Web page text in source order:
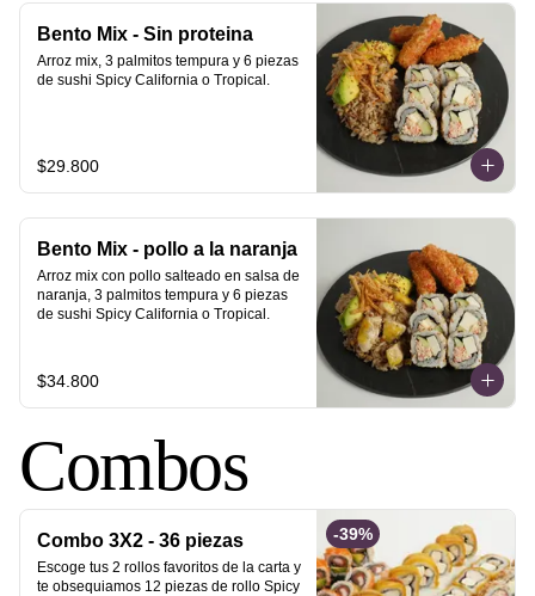
Bento Mix - Sin proteina
Arroz mix, 3 palmitos tempura y 6 piezas
de sushi Spicy California o Tropical.
$29.800
Bento Mix - pollo a la naranja
Arroz mix con pollo salteado en salsa de
naranja, 3 palmitos tempura y 6 piezas
de sushi Spicy California o Tropical.
$34.800
Combos
-39%
Combo 3X2 - 36 piezas
Escoge tus 2 rollos favoritos de la carta y
te obsequiamos 12 piezas de rollo Spicy